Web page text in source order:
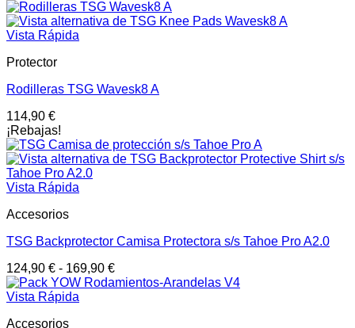
Vista Rápida
Protector
Rodilleras TSG Wavesk8 A
114,90 €
¡Rebajas!
Vista Rápida
Accesorios
TSG Backprotector Camisa Protectora s/s Tahoe Pro A2.0
124,90 € - 169,90 €
Vista Rápida
Accesorios